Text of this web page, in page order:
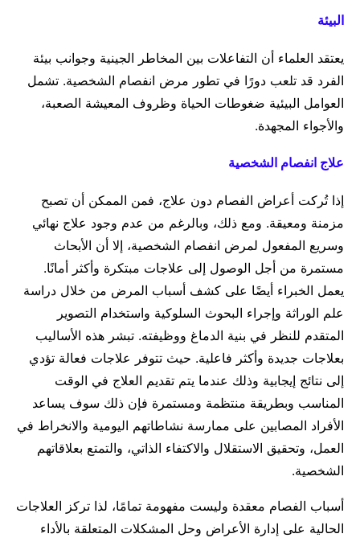
البيئة
يعتقد العلماء أن التفاعلات بين المخاطر الجينية وجوانب بيئة
الفرد قد تلعب دورًا في تطور مرض انفصام الشخصية. تشمل
العوامل البيئية ضغوطات الحياة وظروف المعيشة الصعبة،
والأجواء المجهدة.
علاج انفصام الشخصية
إذا تُركت أعراض الفصام دون علاج، فمن الممكن أن تصبح
مزمنة ومعيقة. ومع ذلك، وبالرغم من عدم وجود علاج نهائي
وسريع المفعول لمرض انفصام الشخصية، إلا أن الأبحاث
مستمرة من أجل الوصول إلى علاجات مبتكرة وأكثر أمانًا.
يعمل الخبراء أيضًا على كشف أسباب المرض من خلال دراسة
علم الوراثة وإجراء البحوث السلوكية واستخدام التصوير
المتقدم للنظر في بنية الدماغ ووظيفته. تبشر هذه الأساليب
بعلاجات جديدة وأكثر فاعلية. حيث تتوفر علاجات فعالة تؤدي
إلى نتائج إيجابية وذلك عندما يتم تقديم العلاج في الوقت
المناسب وبطريقة منتظمة ومستمرة فإن ذلك سوف يساعد
الأفراد المصابين على ممارسة نشاطاتهم اليومية والانخراط في
العمل، وتحقيق الاستقلال والاكتفاء الذاتي، والتمتع بعلاقاتهم
الشخصية.
أسباب الفصام معقدة وليست مفهومة تمامًا، لذا تركز العلاجات
الحالية على إدارة الأعراض وحل المشكلات المتعلقة بالأداء